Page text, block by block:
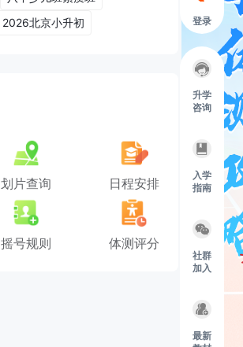
登录
升学
咨询
入学
指南
社群
加入
最新
2026北京小升初
划片查询 日程安排
摇号规则 体测评分